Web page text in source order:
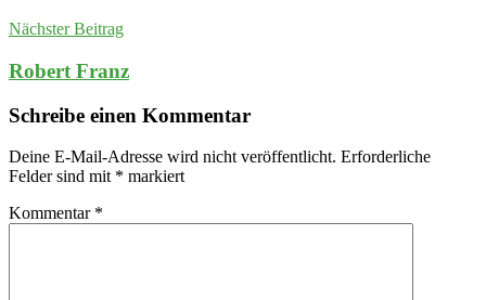
Nächster Beitrag
Robert Franz
Schreibe einen Kommentar
Deine E-Mail-Adresse wird nicht veröffentlicht. Erforderliche
Felder sind mit * markiert
Kommentar *